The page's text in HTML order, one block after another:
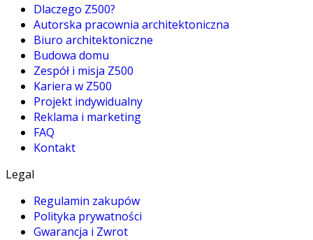
Dlaczego Z500?
Autorska pracownia architektoniczna
Biuro architektoniczne
Budowa domu
Zespół i misja Z500
Kariera w Z500
Projekt indywidualny
Reklama i marketing
FAQ
Kontakt
Legal
Regulamin zakupów
Polityka prywatności
Gwarancja i Zwrot